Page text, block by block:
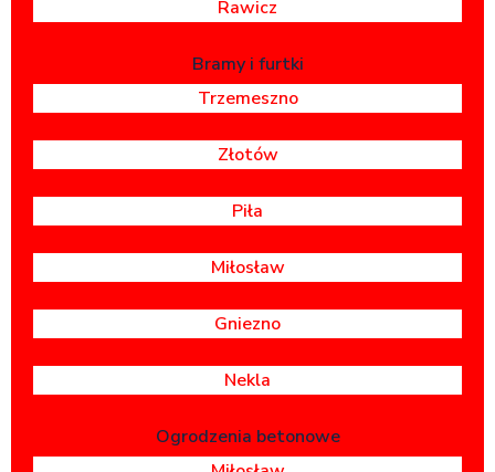
Rawicz
Bramy i furtki
Trzemeszno
Złotów
Piła
Miłosław
Gniezno
Nekla
Ogrodzenia betonowe